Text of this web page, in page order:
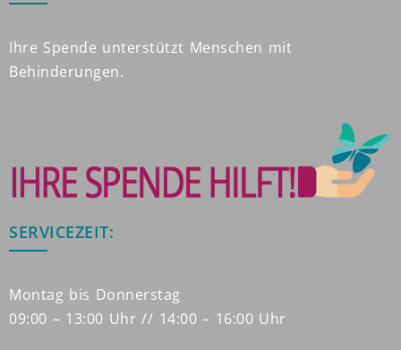
Ihre Spende unterstützt Menschen mit
Behinderungen.
SERVICEZEIT:
Montag bis Donnerstag
09:00 – 13:00 Uhr // 14:00 – 16:00 Uhr